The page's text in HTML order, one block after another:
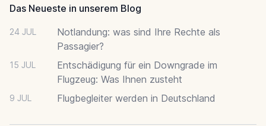
Das Neueste in unserem Blog
24 JUL
Notlandung: was sind Ihre Rechte als
Passagier?
15 JUL
Entschädigung für ein Downgrade im
Flugzeug: Was Ihnen zusteht
9 JUL Flugbegleiter werden in Deutschland